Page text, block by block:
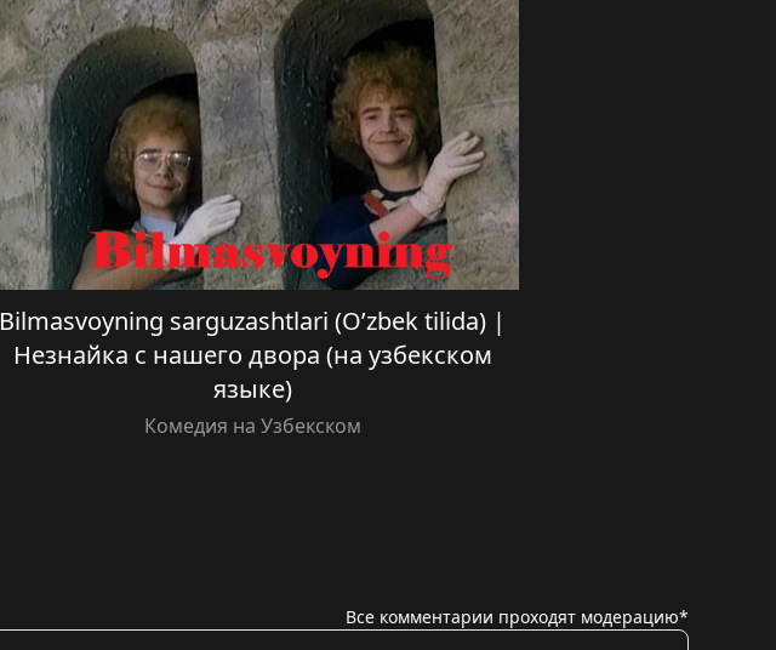
Bilmasvoyning sarguzashtlari (O’zbek tilida) |
Незнайка с нашего двора (на узбекском
языке)
Комедия на Узбекском
Все комментарии проходят модерацию*